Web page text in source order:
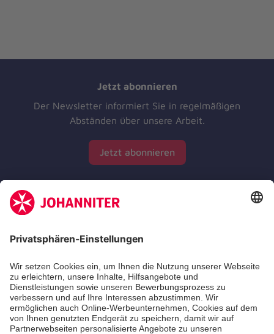
Jetzt abonnieren
Der Newsletter informiert Sie in regelmäßigen
Abständen über unsere Arbeit.
Jetzt abonnieren
Zertifizierung der Johanniter-Unfall-Hilfe e.V.
Die Johanniter GmbH führt das Spendenzertifikat
des Deutschen Spendenrats e.V.